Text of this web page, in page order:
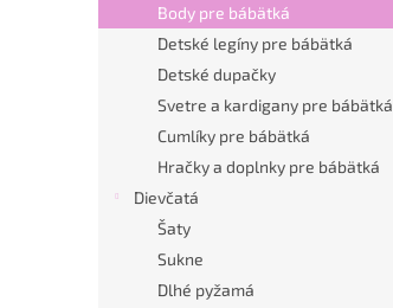
Body pre bábätká
Detské legíny pre bábätká
Detské dupačky
Svetre a kardigany pre bábätká
Cumlíky pre bábätká
Hračky a doplnky pre bábätká
Dievčatá
Šaty
Sukne
Dlhé pyžamá